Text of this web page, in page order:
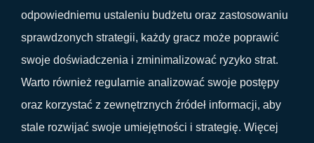
odpowiedniemu ustaleniu budżetu oraz zastosowaniu
sprawdzonych strategii, każdy gracz może poprawić
swoje doświadczenia i zminimalizować ryzyko strat.
Warto również regularnie analizować swoje postępy
oraz korzystać z zewnętrznych źródeł informacji, aby
stale rozwijać swoje umiejętności i strategię. Więcej